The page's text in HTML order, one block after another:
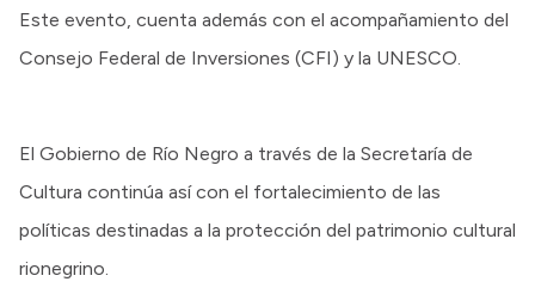
Este evento, cuenta además con el acompañamiento del
Consejo Federal de Inversiones (CFI) y la UNESCO.
El Gobierno de Río Negro a través de la Secretaría de
Cultura continúa así con el fortalecimiento de las
políticas destinadas a la protección del patrimonio cultural
rionegrino.